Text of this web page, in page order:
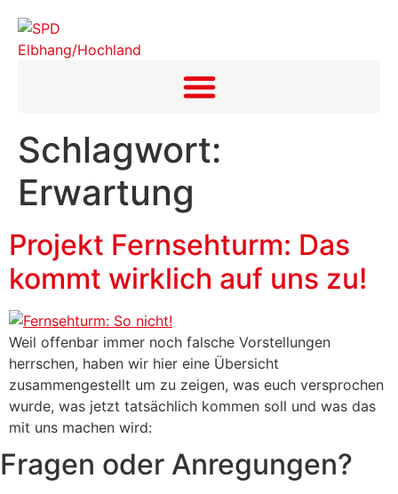
springen
Schlagwort:
Erwartung
Projekt Fernsehturm: Das
kommt wirklich auf uns zu!
Weil offenbar immer noch falsche Vorstellungen
herrschen, haben wir hier eine Übersicht
zusammengestellt um zu zeigen, was euch versprochen
wurde, was jetzt tatsächlich kommen soll und was das
mit uns machen wird:
Fragen oder Anregungen?